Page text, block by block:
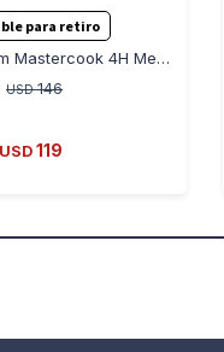
para retiro
Cocina Tem Mastercook 4H Mesada con Contención Líquidos
USD 146
USD 119